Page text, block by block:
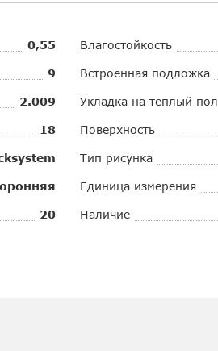
0,55
9
2.009
18
20
Влагостойкость
Встроенная подложка
Укладка на теплый пол
Поверхность
Тип рисунка
Единица измерения
Наличие